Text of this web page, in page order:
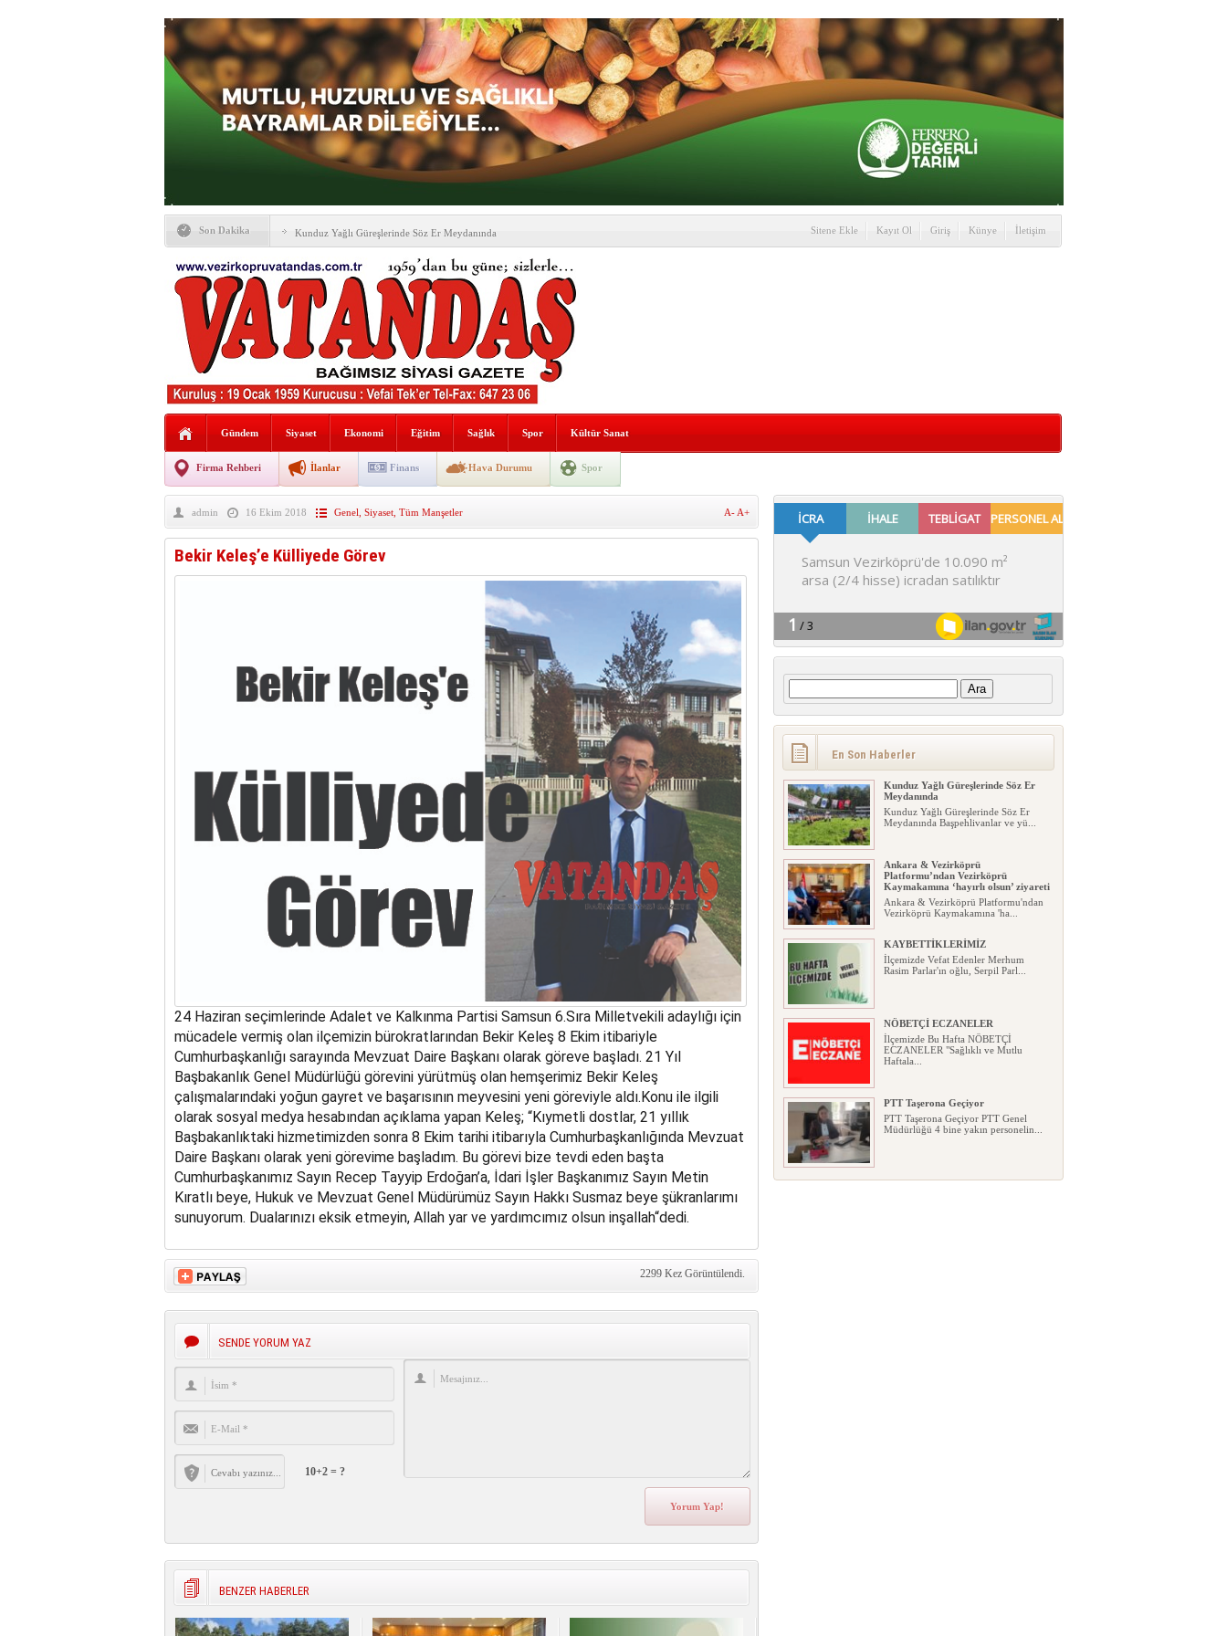
Son Dakika Kunduz Yağlı Güreşlerinde Söz Er Meydanında
Ankara & Vezirköprü Platformu’ndan Vezirköprü
Kaymakamına ‘hayırlı olsun’ ziyareti
KAYBETTİKLERİMİZ
NÖBETÇİ ECZANELER
PTT Taşerona Geçiyor
Erhan Parlar vefat etti
BANA GÖRE
Vezirköprü CHP’de istifa depremi yaşandı!
Sitene Ekle Kayıt Ol Giriş Künye İletişim
Gündem Siyaset Ekonomi Eğitim Sağlık Spor Kültür Sanat
Firma Rehberi İlanlar Finans Hava Durumu Spor
admin 16 Ekim 2018 Genel Siyaset, Tüm Manşetler A- A+
Bekir Keleş’e Külliyede Görev
24 Haziran seçimlerinde Adalet ve Kalkınma Partisi Samsun 6.Sıra Milletvekili adaylığı için
mücadele vermiş olan ilçemizin bürokratlarından Bekir Keleş 8 Ekim itibariyle
Cumhurbaşkanlığı sarayında Mevzuat Daire Başkanı olarak göreve başladı. 21 Yıl
Başbakanlık Genel Müdürlüğü görevini yürütmüş olan hemşerimiz Bekir Keleş
çalışmalarındaki yoğun gayret ve başarısının meyvesini yeni göreviyle aldı.Konu ile ilgili
olarak sosyal medya hesabından açıklama yapan Keleş; “Kıymetli dostlar, 21 yıllık
Başbakanlıktaki hizmetimizden sonra 8 Ekim tarihi itibarıyla Cumhurbaşkanlığında Mevzuat
Daire Başkanı olarak yeni görevime başladım. Bu görevi bize tevdi eden başta
Cumhurbaşkanımız Sayın Recep Tayyip Erdoğan’a, İdari İşler Başkanımız Sayın Metin
Kıratlı beye, Hukuk ve Mevzuat Genel Müdürümüz Sayın Hakkı Susmaz beye şükranlarımı
sunuyorum. Dualarınızı eksik etmeyin, Allah yar ve yardımcımız olsun inşallah“dedi.
2299 Kez Görüntülendi.
SENDE YORUM YAZ
10+2 = ?
BENZER HABERLER
Arama:
En Son Haberler
Kunduz Yağlı Güreşlerinde Söz Er
Meydanında
Kunduz Yağlı Güreşlerinde Söz Er
Meydanında Başpehlivanlar ve yü...
Ankara & Vezirköprü
Platformu’ndan Vezirköprü
Kaymakamına ‘hayırlı olsun’ ziyareti
Ankara & Vezirköprü Platformu'ndan
Vezirköprü Kaymakamına 'ha...
KAYBETTİKLERİMİZ
İlçemizde Vefat Edenler Merhum
Rasim Parlar'ın oğlu, Serpil Parl...
NÖBETÇİ ECZANELER
İlçemizde Bu Hafta NÖBETÇİ
ECZANELER "Sağlıklı ve Mutlu
Haftala...
PTT Taşerona Geçiyor
PTT Taşerona Geçiyor PTT Genel
Müdürlüğü 4 bine yakın personelin...
Erhan Parlar vefat etti